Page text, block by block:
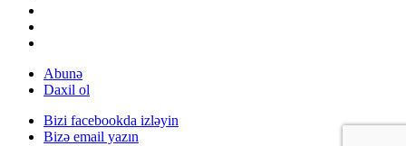
Abunə
Daxil ol
Bizi facebookda izləyin
Bizə email yazın